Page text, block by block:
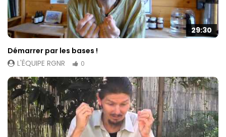
29:30
Démarrer par les bases !
L'ÉQUIPE RGNR
0